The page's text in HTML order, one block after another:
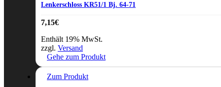
Lenkerschloss KR51/1 Bj. 64-71
7,15€
Enthält 19% MwSt.
zzgl. Versand
Gehe zum Produkt
Zum Produkt